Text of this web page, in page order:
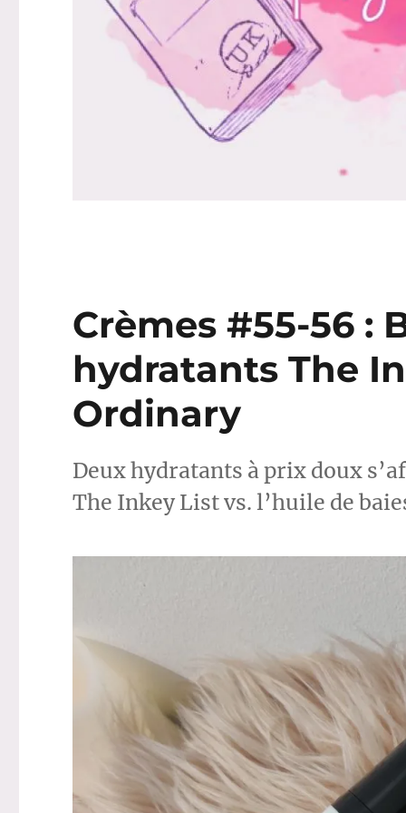
Crèmes #55-56 :
hydratants The
Ordinary
Deux hydratants à prix doux
The Inkey List vs. l’huile de